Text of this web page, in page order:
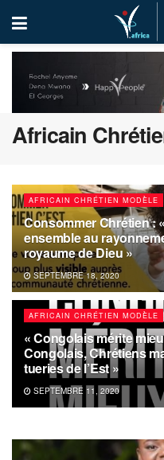
Africain
AFRICAIN CHRÉTIEN MODÈLE
Consommer Chrétien :
ensemble au
royaume de Dieu »
SEPTEMBRE 18, 2020
AFRICAIN CHRÉTIEN MODÈLE
« Congolais mérite
Congolais, Chrétiens
tueries de l’Est »
SEPTEMBRE 11, 2020